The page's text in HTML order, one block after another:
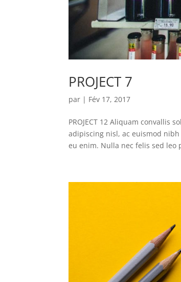
PROJECT 7
par | Fév 17, 2017
PROJECT 12 Aliquam
adipiscing nisl, ac euismod
eu enim. Nulla nec felis sed leo